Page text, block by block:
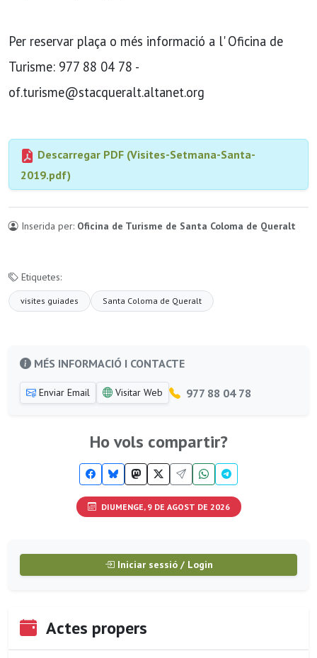
Per reservar plaça o més informació a l' Oficina de
Turisme: 977 88 04 78 -
of.turisme@stacqueralt.altanet.org
Descarregar PDF (Visites-Setmana-Santa-
2019.pdf)
Inserida per: Oficina de Turisme de Santa Coloma de Queralt
Etiquetes:
visites guiades Santa Coloma de Queralt
MÉS INFORMACIÓ I CONTACTE
Enviar Email Visitar Web 977 88 04 78
Ho vols compartir?
DIUMENGE, 9 DE AGOST DE 2026
Iniciar sessió / Login
Actes propers